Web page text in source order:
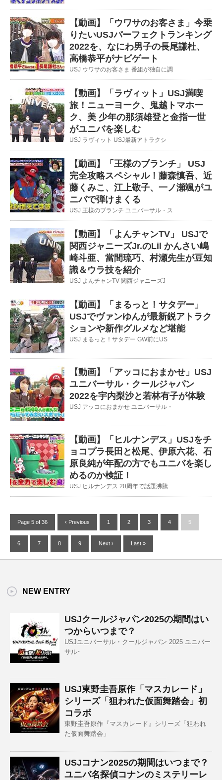
【動画】「ウワサのお客さま」今乗
りたいUSJパーフェクトランキング
2022を、なにわ男子の長尾謙杜、
高橋恭平がナビゲート
USJ ウワサのお客さま 番組が独自に調
【動画】「ラヴィット」USJ満喫
旅！ニューヨーク、鬼越トマホー
ク、美 少年の那須雄登と金指一世
がユニバを楽しむ
USJ ラヴィット USJ最新アトラクシ
【動画】「王様のブランチ」 USJ
完全攻略スペシャル！藤森慎吾、近
藤くみこ、江上敬子、一ノ瀬颯がユ
ニバで弾けまくる
USJ 王様のブランチ ユニバーサル・ス
【動画】「よんチャンTV」 USJで
関西ジャニーズJr.のLil かんさい嶋
崎斗亜、當間琉巧、村瀬先生が豆知
識＆ウラ技を紹介
USJ よんチャンTV 関西ジャニーズJ
【動画】「まるっと！サタデー」
USJでヴァンゆんが最新鋭アトラク
ションや新作グルメなど堪能
USJ まるっと！サタデー GW前にUS
【動画】「アッコにおまかせ」USJ
ユニバーサル・クールジャパン
2022を宇内梨沙と若林有子が体験
USJ アッコにおまかせ ユニバーサル・
【動画】「ヒルナンデス」USJをチ
ョコプラ長田と松尾、伊原六花、石
原良純が年配の方でもユニバを楽し
めるのか検証！
USJ ヒルナンデス 20周年で話題沸騰
Page 5 of 36 ‹ Previous 1 2 3 4 5
6 7 8 9 Next › Last »
NEW ENTRY
USJクールジャパン2025の期間はい
つからいつまで？
USJユニバーサル・クールジャパン 2025 ユニバー
サル･
USJ東野圭吾原作「マスカレード」
シリーズ「狙われた仮面舞踏会」初
コラボ
東野圭吾原作『マスカレード』シリーズ「狙われ
た仮面舞踏会」
USJコナン2025の期間はいつまで？
ユニバ名探偵コナンのミステリーレ